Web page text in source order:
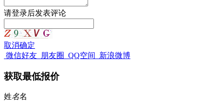
请登录后发表评论
取消确定
微信好友 朋友圈 QQ空间 新浪微博
获取最低报价
姓名名